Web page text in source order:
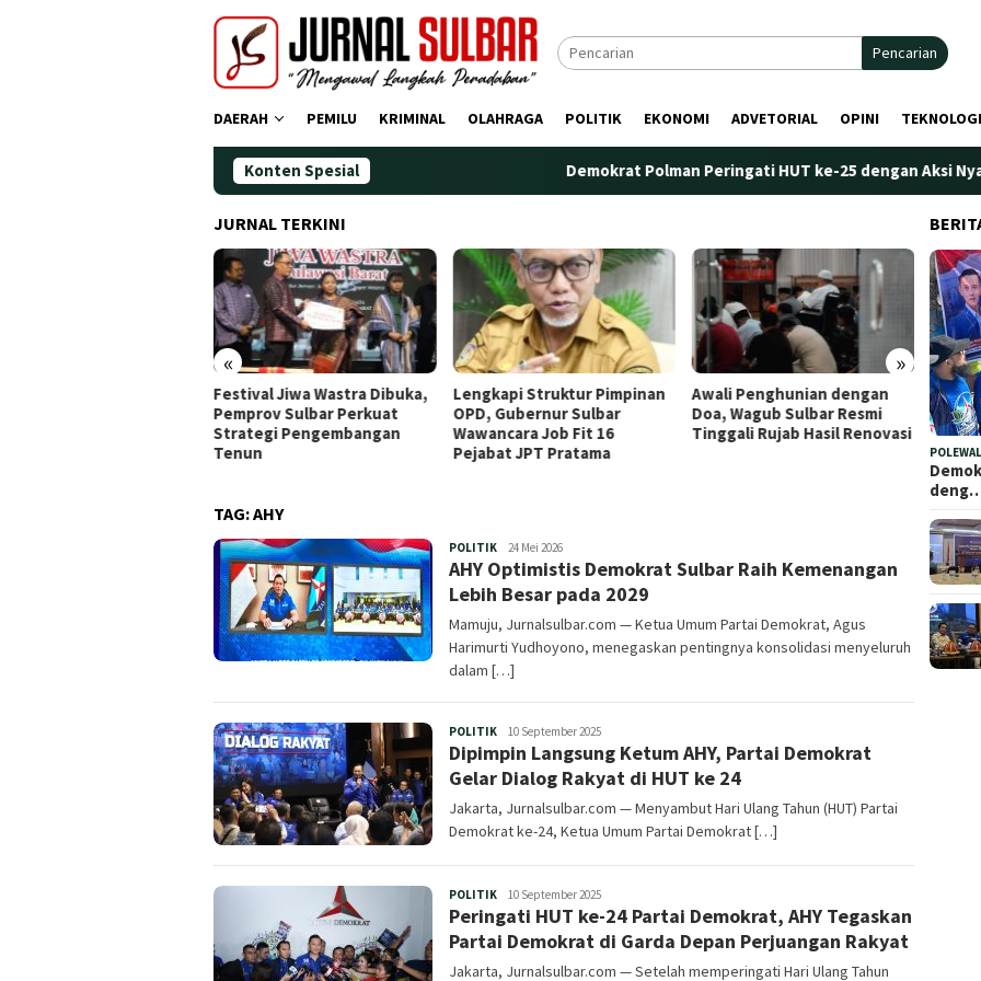
Pencarian
DAERAH PEMILU KRIMINAL OLAHRAGA POLITIK EKONOMI ADVETORIAL OPINI TEKNOLOGI
Konten Spesial Demokrat Polman Peringati HUT ke-25 dengan Aksi Nyata di
JURNAL TERKINI
« »
Lengkapi Struktur Pimpinan
OPD, Gubernur Sulbar
Wawancara Job Fit 16
Pejabat JPT Pratama
Awali Penghunian dengan
Doa, Wagub Sulbar Resmi
Tinggali Rujab Hasil Renovasi
Plt. Kepala Bapperida Sulbar
Tekankan Sinergi
Perencanaan dan Penguatan
TAG:AHY
POLITIKRedaksi
24 Mei 2026
AHY Optimistis Demokrat Sulbar Raih Kemenangan
Lebih Besar pada 2029
Mamuju, Jurnalsulbar.com — Ketua Umum Partai Demokrat, Agus
Harimurti Yudhoyono, menegaskan pentingnya konsolidasi menyeluruh
dalam […]
POLITIKRedaksi
10 September 2025
Dipimpin Langsung Ketum AHY, Partai Demokrat
Gelar Dialog Rakyat di HUT ke 24
Jakarta, Jurnalsulbar.com — Menyambut Hari Ulang Tahun (HUT) Partai
Demokrat ke-24, Ketua Umum Partai Demokrat […]
POLITIKRedaksi
10 September 2025
Peringati HUT ke-24 Partai Demokrat, AHY Tegaskan
Partai Demokrat di Garda Depan Perjuangan Rakyat
Jakarta, Jurnalsulbar.com — Setelah memperingati Hari Ulang Tahun